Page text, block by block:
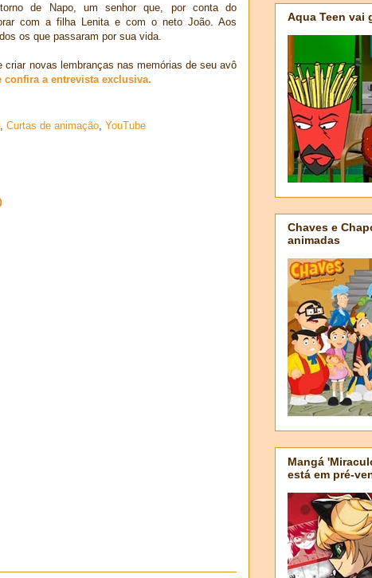
de Napo, um senhor que, por conta do
com a filha Lenita e com o neto João. Aos
os que passaram por sua vida.
criar novas lembranças nas memórias de seu avô
confira a entrevista exclusiva.
, Curtas de animação, YouTube
Aqua Teen vai
Chaves e
animadas
Mangá
está em pré-